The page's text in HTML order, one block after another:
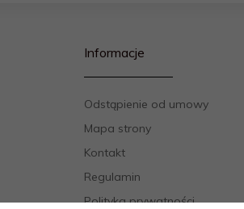
Informacje
Odstąpienie od umowy
Mapa strony
Kontakt
Regulamin
Polityka prywatności